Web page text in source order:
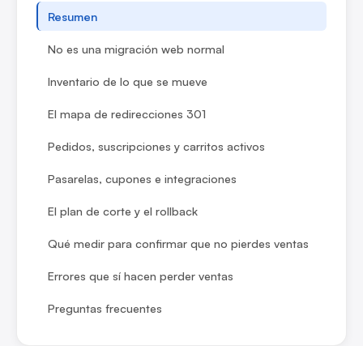
Resumen
No es una migración web normal
Inventario de lo que se mueve
El mapa de redirecciones 301
Pedidos, suscripciones y carritos activos
Pasarelas, cupones e integraciones
El plan de corte y el rollback
Qué medir para confirmar que no pierdes ventas
Errores que sí hacen perder ventas
Preguntas frecuentes